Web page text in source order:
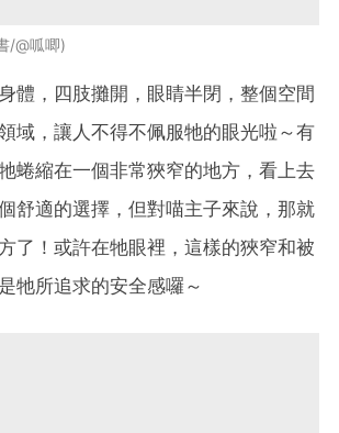
/@呱唧
體，四肢攤開，眼睛半閉，整個空間
域，讓人不得不佩服牠的眼光啦～有
蜷縮在一個非常狹窄的地方，看上去
舒適的選擇，但對喵主子來說，那就
了！或許在牠眼裡，這樣的狹窄和被
牠所追求的安全感囉～